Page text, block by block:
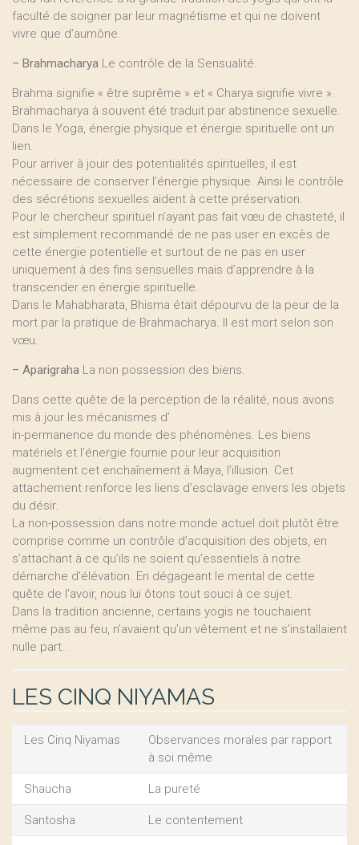
faculté de soigner par leur magnétisme et qui ne doivent
vivre que d’aumône.
– Brahmacharya Le contrôle de la Sensualité.
Brahma signifie « être suprême » et « Charya signifie vivre ».
Brahmacharya à souvent été traduit par abstinence sexuelle.
Dans le Yoga, énergie physique et énergie spirituelle ont un
lien.
Pour arriver à jouir des potentialités spirituelles, il est
nécessaire de conserver l’énergie physique. Ainsi le contrôle
des sécrétions sexuelles aident à cette préservation.
Pour le chercheur spirituel n’ayant pas fait vœu de chasteté, il
est simplement recommandé de ne pas user en excès de
cette énergie potentielle et surtout de ne pas en user
uniquement à des fins sensuelles mais d’apprendre à la
transcender en énergie spirituelle.
Dans le Mahabharata, Bhisma était dépourvu de la peur de la
mort par la pratique de Brahmacharya. Il est mort selon son
vœu.
– Aparigraha La non possession des biens.
Dans cette quête de la perception de la réalité, nous avons
mis à jour les mécanismes d’
in-permanence du monde des phénomènes. Les biens
matériels et l’énergie fournie pour leur acquisition
augmentent cet enchaînement à Maya, l’illusion. Cet
attachement renforce les liens d’esclavage envers les objets
du désir.
La non-possession dans notre monde actuel doit plutôt être
comprise comme un contrôle d’acquisition des objets, en
s’attachant à ce qu’ils ne soient qu’essentiels à notre
démarche d’élévation. En dégageant le mental de cette
quête de l’avoir, nous lui ôtons tout souci à ce sujet.
Dans la tradition ancienne, certains yogis ne touchaient
même pas au feu, n’avaient qu’un vêtement et ne s’installaient
nulle part..
LES CINQ NIYAMAS
Les Cinq Niyamas
Observances morales par rapport
à soi même
Shaucha La pureté
Santosha Le contentement